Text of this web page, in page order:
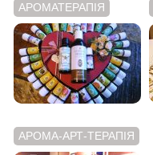
АРОМАТЕРАПІЯ
АРОМА-АРТ-ТЕРАПІЯ